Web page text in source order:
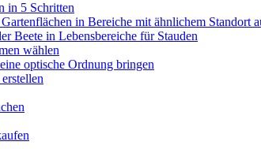
in 5 Schritten
in Bereiche mit ähnlichem Standort
Beete in Lebensbereiche für Stauden
wählen
optische Ordnung bringen